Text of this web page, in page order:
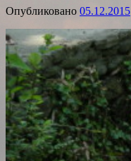
Опубликовано 05.12.2015